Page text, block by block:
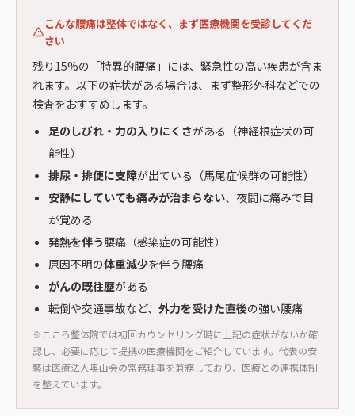
こんな腰痛は整体ではなく、まず医療機関を受診してくだ
さい
残り15%の「特異的腰痛」には、緊急性の高い疾患が含ま
れます。以下の症状がある場合は、まず整形外科などでの
検査をおすすめします。
足のしびれ・力の入りにくさがある（神経根症状の可
能性）
排尿・排便に支障が出ている（馬尾症候群の可能性）
安静にしていても痛みが治まらない、夜間に痛みで目
が覚める
発熱を伴う腰痛（感染症の可能性）
原因不明の体重減少を伴う腰痛
がんの既往歴がある
転倒や交通事故など、 外力を受けた直後の強い腰痛
※こころ整体院では初回カウンセリング時に上記の症状がないか確
認し、必要に応じて提携の医療機関をご紹介しています。代表の安
藝は医療法人奥山会の常務理事を兼務しており、医療との連携体制
を整えています。